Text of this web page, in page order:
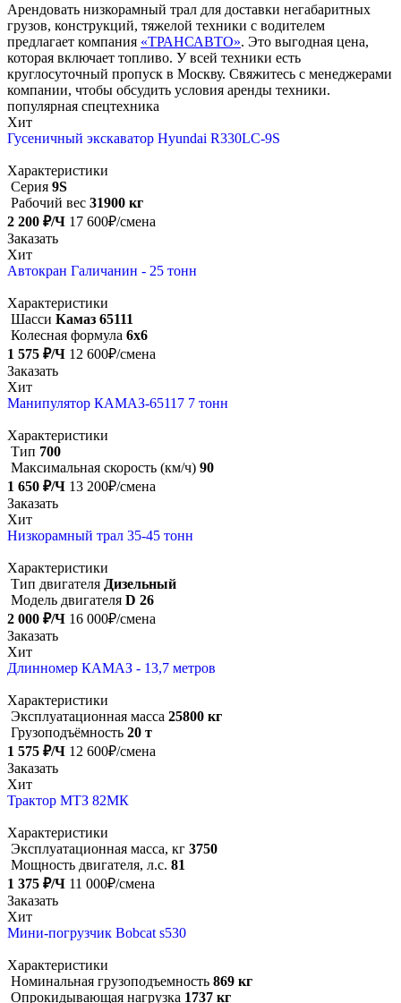
Арендовать низкорамный трал для доставки негабаритных
грузов, конструкций, тяжелой техники с водителем
предлагает компания «ТРАНСАВТО». Это выгодная цена,
которая включает топливо. У всей техники есть
круглосуточный пропуск в Москву. Свяжитесь с менеджерами
компании, чтобы обсудить условия аренды техники.
популярная спецтехника
Хит
Гусеничный экскаватор Hyundai R330LC-9S
Характеристики
Серия 9S
Рабочий вес 31900 кг
2 200 ₽/Ч 17 600₽/смена
Заказать
Хит
Автокран Галичанин - 25 тонн
Характеристики
Шасси Камаз 65111
Колесная формула 6х6
1 575 ₽/Ч 12 600₽/смена
Заказать
Хит
Манипулятор КАМАЗ-65117 7 тонн
Характеристики
Тип 700
Максимальная скорость (км/ч) 90
1 650 ₽/Ч 13 200₽/смена
Заказать
Хит
Низкорамный трал 35-45 тонн
Характеристики
Тип двигателя Дизельный
Модель двигателя D 26
2 000 ₽/Ч 16 000₽/смена
Заказать
Хит
Длинномер КАМАЗ - 13,7 метров
Характеристики
Эксплуатационная масса 25800 кг
Грузоподъёмность 20 т
1 575 ₽/Ч 12 600₽/смена
Заказать
Хит
Трактор МТЗ 82МК
Характеристики
Эксплуатационная масса, кг 3750
Мощность двигателя, л.с. 81
1 375 ₽/Ч 11 000₽/смена
Заказать
Хит
Мини-погрузчик Bobcat s530
Характеристики
Номинальная грузоподъемность 869 кг
Опрокидывающая нагрузка 1737 кг